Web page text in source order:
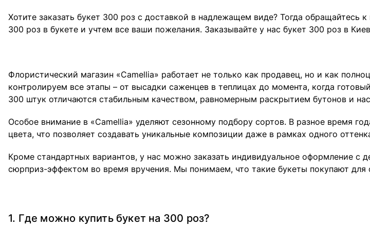
Хотите заказать букет 300 роз с доставкой в надлежащем виде? Тогда
300 роз в букете и учтем все ваши пожелания. Заказывайте у нас букет 300 роз в
Флористический магазин «Camellia» работает не только как продавец, но и как
контролируем все этапы – от высадки саженцев в теплицах до момента, когда
300 штук отличаются стабильным качеством, равномерным раскрытием бутонов и
Особое внимание в «Camellia» уделяют сезонному подбору сортов. В разное время
цвета, что позволяет создавать уникальные композиции даже в рамках одного
Кроме стандартных вариантов, у нас можно заказать индивидуальное оформление
сюрприз-эффектом во время вручения. Мы понимаем, что такие букеты покупают
1. Где можно купить букет на 300 роз?